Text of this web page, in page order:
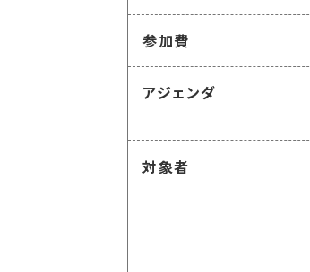
参加費
アジェンダ
対象者